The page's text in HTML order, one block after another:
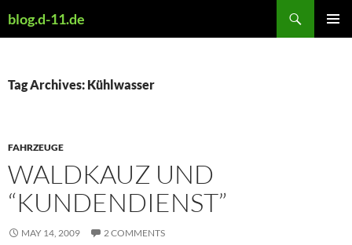
toblog.d-11.de
Tag Archives: Kühlwasser
FAHRZEUGE
WALDKAUZ UND
“KUNDENDIENST”
MAY 14, 2009 2 COMMENTS